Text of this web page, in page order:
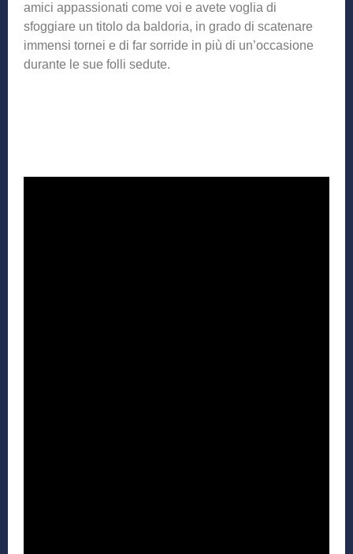
amici appassionati come voi e avete voglia di
sfoggiare un titolo da baldoria, in grado di scatenare
immensi tornei e di far sorride in più di un’occasione
durante le sue folli sedute.